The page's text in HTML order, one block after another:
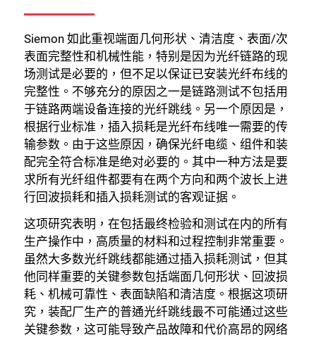
Siemon 如此重视端面几何形状、清洁度、表面/次
表面完整性和机械性能，特别是因为光纤链路的现
场测试是必要的，但不足以保证已安装光纤布线的
完整性。不够充分的原因之一是链路测试不包括用
于链路两端设备连接的光纤跳线。另一个原因是，
根据行业标准，插入损耗是光纤布线唯一需要的传
输参数。由于这些原因，确保光纤电缆、组件和装
配完全符合标准是绝对必要的。其中一种方法是要
求所有光纤组件都要有在两个方向和两个波长上进
行回波损耗和插入损耗测试的客观证据。
这项研究表明，在包括最终检验和测试在内的所有
生产操作中，高质量的材料和过程控制非常重要。
虽然大多数光纤跳线都能通过插入损耗测试，但其
他同样重要的关键参数包括端面几何形状、回波损
耗、机械可靠性、表面缺陷和清洁度。根据这项研
究，装配厂生产的普通光纤跳线最不可能通过这些
关键参数，这可能导致产品故障和代价高昂的网络